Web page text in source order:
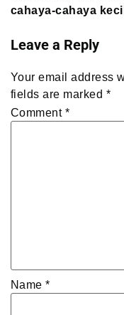
cahaya-cahaya
Leave a Reply
Your email address
fields are marked *
Comment *
Name*